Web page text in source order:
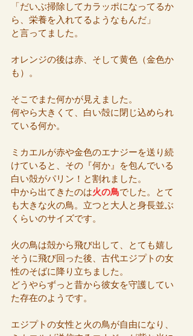
「だいぶ掃除してカラッポになってるか
ら、栄養を入れてるようなもんだ」
と言ってました。
オレンジの後は赤、そして黄色（金色か
も）。
そこでまた何かが見えました。
何やら大きくて、白い殻に閉じ込められ
ている何か。
ミカエルが赤や金色のエナジーを送り続
けていると、その『何か』を包んでいる
白い殻がパリン！と割れました。
中から出てきたのは火の鳥でした。とて
も大きな火の鳥。立つと大人と身長並ぶ
くらいのサイズです。
火の鳥は殻から飛び出して、とても嬉し
そうに飛び回った後、古代エジプトの女
性のそばに降り立ちました。
どうやらずっと昔から彼女を守護してい
た存在のようです。
エジプトの女性と火の鳥が自由になり、